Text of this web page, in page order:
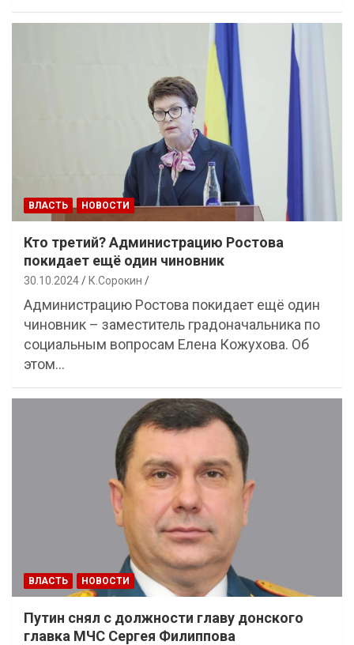
ВЛАСТЬ НОВОСТИ
Кто третий? Администрацию Ростова
покидает ещё один чиновник
30.10.2024 К.Сорокин
Администрацию Ростова покидает ещё один
чиновник – заместитель градоначальника по
социальным вопросам Елена Кожухова. Об
этом…
ВЛАСТЬ НОВОСТИ
Путин снял с должности главу донского
главка МЧС Сергея Филиппова